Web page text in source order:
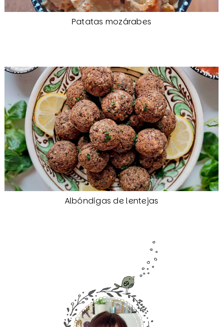
Patatas mozárabes
Albóndigas de lentejas